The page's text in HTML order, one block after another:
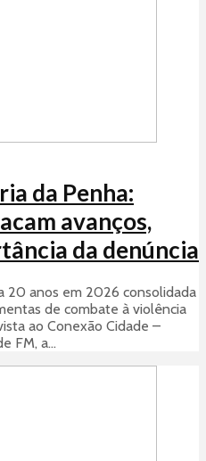
da Penha:
avanços,
da denúncia
20 anos em 2026 consolidada
de combate à violência
ao Conexão Cidade –
FM, a...